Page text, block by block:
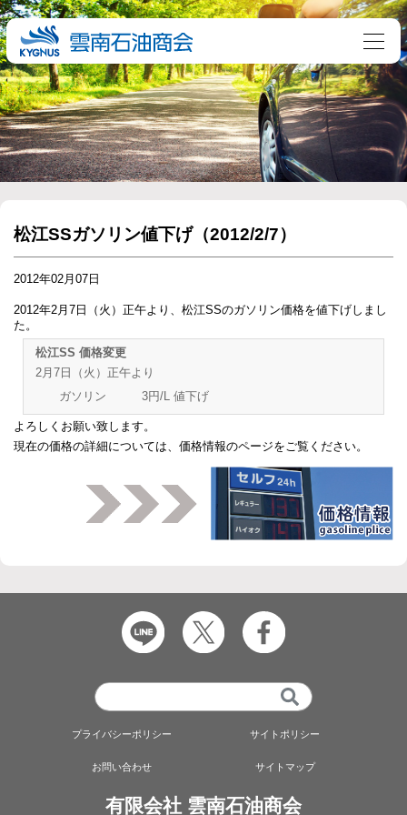
松江SSガソリン値下げ（2012/2/7）
2012年02月07日
2012年2月7日（火）正午より、松江SSのガソリン価格を値下げしまし
た。
松江SS 価格変更
2月7日（火）正午より
ガソリン 3円/L 値下げ
よろしくお願い致します。
現在の価格の詳細については、 価格情報のページをご覧ください。
プライバシーポリシー サイトポリシー
お問い合わせ サイトマップ
有限会社 雲南石油商会